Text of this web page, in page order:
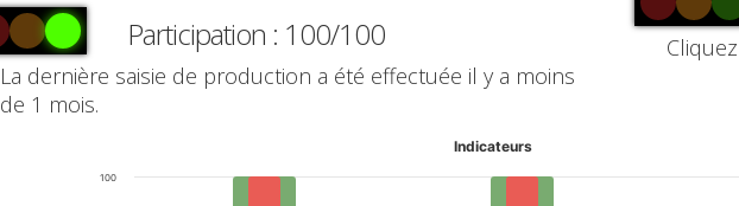
Participation : 100/100
La dernière saisie de production a été effectuée il y a moins
de 1 mois.
Indicateurs
100